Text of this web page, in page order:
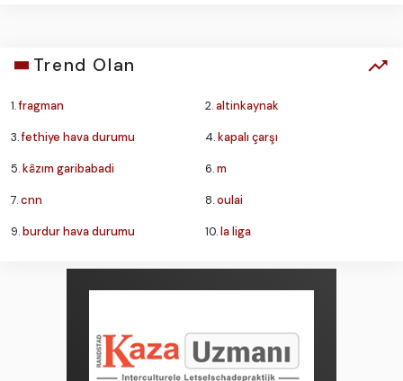
Trend Olan
1.fragman 2.altinkaynak
3.fethiye hava durumu 4.kapalı çarşı
5.kâzım garibabadi 6.m
7.cnn 8.oulai
9.burdur hava durumu 10.la liga